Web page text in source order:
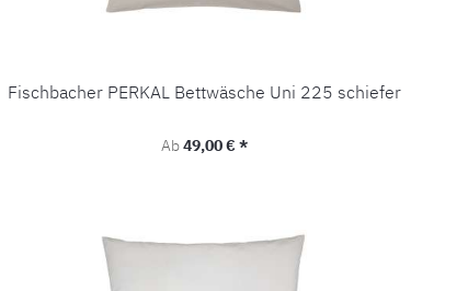
Fischbacher PERKAL Bettwäsche Uni 225 schiefer
Regulärer Preis:
Ab49,00 € *